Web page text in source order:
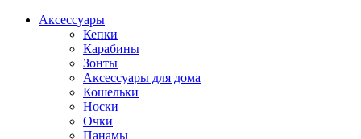
Аксессуары
Кепки
Карабины
Зонты
Аксессуары для дома
Кошельки
Носки
Очки
Панамы